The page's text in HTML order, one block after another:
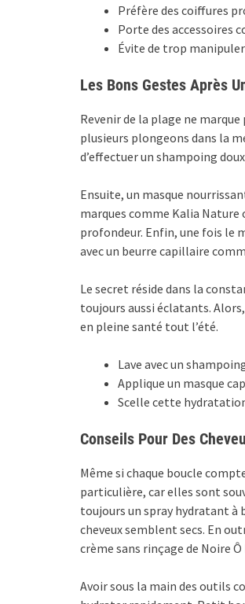
Préfère des coiffures
Porte des accessoires
Évite de trop
Les Bons Gestes Après
Revenir de la plage ne
plusieurs plongeons dans la
d’effectuer un shampoing
Ensuite, un masque
marques comme Kalia
profondeur. Enfin, une fois le
avec un beurre capillaire
Le secret réside dans la
toujours aussi éclatants.
en pleine santé tout l’été.
Lave avec un
Applique un masque
Scelle cette
Conseils Pour Des
Même si chaque boucle
particulière, car elles sont
toujours un spray hydratant à
cheveux semblent secs. En
crème sans rinçage de Noire
Avoir sous la main des outils